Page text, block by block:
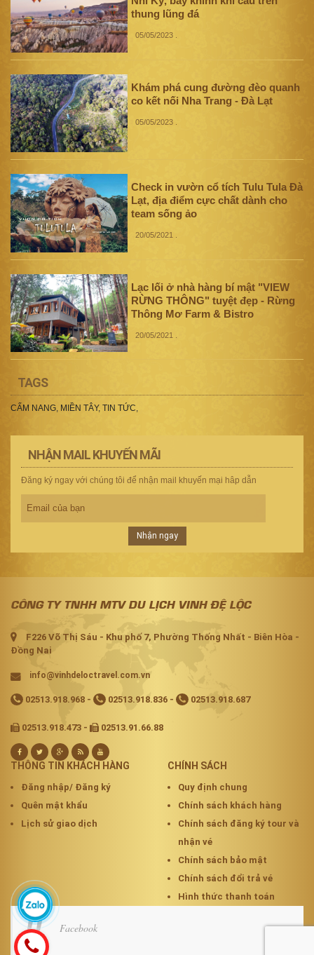
thung lũng đá
05/05/2023
Khám phá cung đường đèo quanh
co kết nối Nha Trang - Đà Lạt
05/05/2023
Check in vườn cổ tích Tulu Tula Đà
Lạt, địa điểm cực chất dành cho
team sống ảo
20/05/2021
Lạc lối ở nhà hàng bí mật "VIEW
RỪNG THÔNG" tuyệt đẹp - Rừng
Thông Mơ Farm & Bistro
20/05/2021
TAGS
CẨM NANG, MIỀN TÂY, TIN TỨC,
NHẬN MAIL KHUYẾN MÃI
Đăng ký ngay với chúng tôi để nhận mail khuyến mại hâp dẫn
Nhận ngay
CÔNG TY TNHH MTV DU LỊCH VINH ĐỆ LỘC
F226 Võ Thị Sáu - Khu phố 7, Phường Thống Nhất - Biên Hòa -
Đồng Nai
info@vinhdeloctravel.com.vn
02513.918.968 - 02513.918.836 - 02513.918.687
02513.918.473 - 02513.91.66.88
THÔNG TIN KHÁCH HÀNG
Đăng nhập/ Đăng ký
Quên mật khẩu
Lịch sử giao dịch
CHÍNH SÁCH
Quy định chung
Chính sách khách hàng
Chính sách đăng ký tour và
nhận vé
Chính sách bảo mật
Chính sách đổi trả vé
Hình thức thanh toán
Facebook